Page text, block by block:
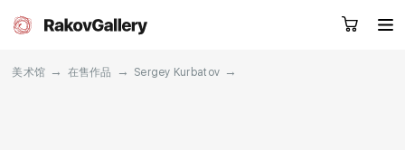
美术馆 → 在售作品 → Sergey Kurbatov →